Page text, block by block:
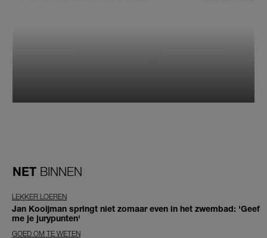
NET BINNEN
LEKKER LOEREN
Jan Kooijman springt niet zomaar even in het zwembad: 'Geef
me je jurypunten'
GOED OM TE WETEN